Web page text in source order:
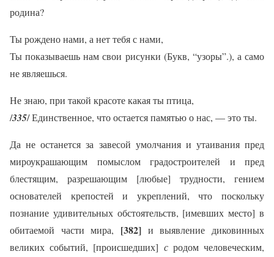
родина?
Ты рождено нами, а нет тебя с нами,
Ты показываешь нам свои рисунки (Букв, “узоры”.), а само
не являешься.
Не знаю, при такой красоте какая ты птица,
/335/ Единственное, что остается памятью о нас, — это ты.
Да не останется за завесой умолчания и утаивания пред
мироукрашающим помыслом градостроителей и пред
блестящим, разрешающим [любые] трудности, гением
основателей крепостей и укреплений, что поскольку
познание удивительных обстоятельств, [имевших место] в
обитаемой части мира, [382] и выявление диковинных
великих событий, [происшедших] с родом человеческим,